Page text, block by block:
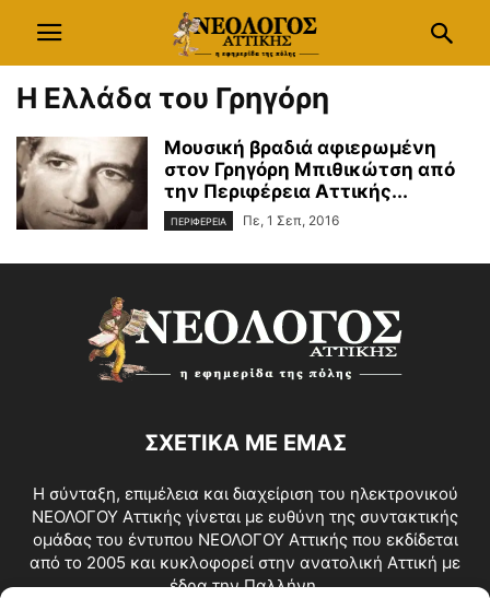
Η Ελλάδα του Γρηγόρη
Μουσική βραδιά αφιερωμένη
στον Γρηγόρη Μπιθικώτση από
την Περιφέρεια Αττικής...
ΠΕΡΙΦΕΡΕΙΑ Πε, 1 Σεπ, 2016
ΣΧΕΤΙΚΑ ΜΕ ΕΜΑΣ
Η σύνταξη, επιμέλεια και διαχείριση του ηλεκτρονικού
ΝΕΟΛΟΓΟΥ Αττικής γίνεται με ευθύνη της συντακτικής
ομάδας του έντυπου ΝΕΟΛΟΓΟΥ Αττικής που εκδίδεται
από το 2005 και κυκλοφορεί στην ανατολική Αττική με
έδρα την Παλλήνη.